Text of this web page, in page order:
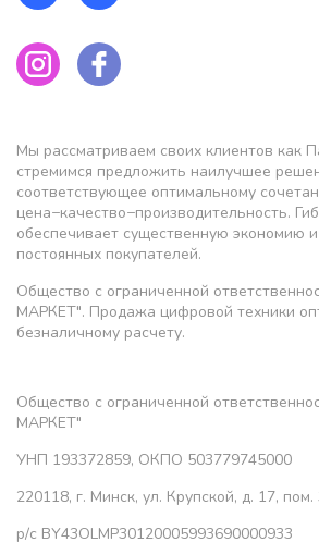
Мы рассматриваем своих клиентов как
стремимся предложить наилучшее
соответствующее оптимальному
цена−качество−производительность.
обеспечивает существенную экономию
постоянных покупателей.
Общество с ограниченной
МАРКЕТ". Продажа цифровой техники
безналичному расчету.
Общество с ограниченной
МАРКЕТ"
УНП 193372859, ОКПО 503779745000
220118, г. Минск, ул. Крупской, д. 17,
р/с BY43OLMP30120005993690000933